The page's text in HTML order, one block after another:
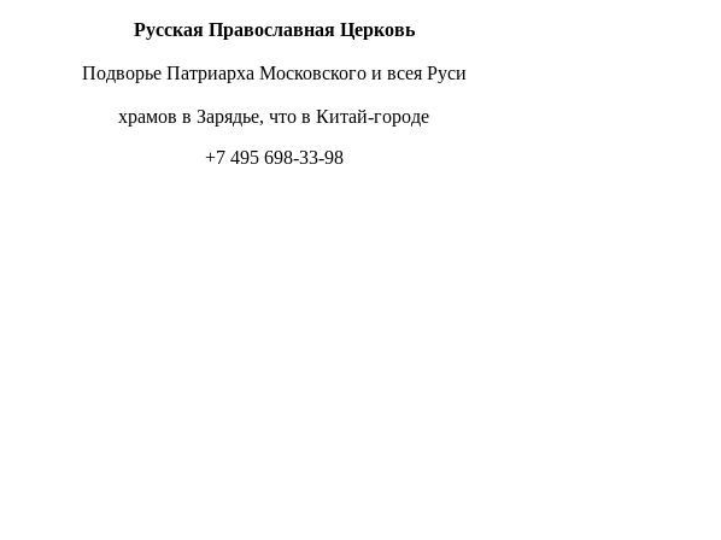
Русская Православная Церковь
Подворье Патриарха Московского и всея Руси
храмов в Зарядье, что в Китай-городе
+7 495 698-33-98